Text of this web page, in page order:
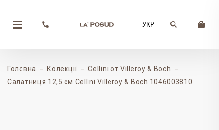
УКР
Головна Колекції
Cellini от Villeroy & Boch
Салатниця 12,5 см Cellini Villeroy & Boch 1046003810